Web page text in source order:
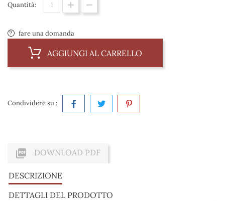
Quantità:
fare una domanda
AGGIUNGI AL CARRELLO
Condividere su :
 DOWNLOAD PDF
DESCRIZIONE
DETTAGLI DEL PRODOTTO